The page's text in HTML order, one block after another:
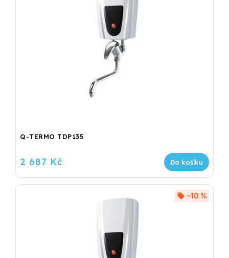
Q-TERMO TDP135
2 687 Kč Do košíku
–10 %